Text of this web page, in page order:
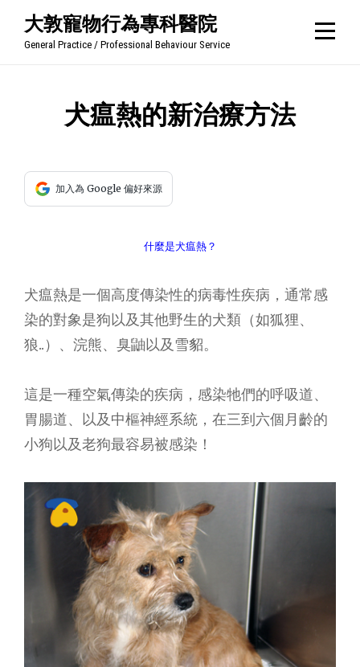
大敦寵物行為專科醫院
General Practice / Professional Behaviour Service
犬瘟熱的新治療方法
加入為 Google 偏好來源
什麼是犬瘟熱？
犬瘟熱是一個高度傳染性的病毒性疾病，通常感
染的對象是狗以及其他野生的犬類（如狐狸、
狼..）、浣熊、臭鼬以及雪貂。
這是一種空氣傳染的疾病，感染牠們的呼吸道、
胃腸道、以及中樞神經系統，在三到六個月齡的
小狗以及老狗最容易被感染！
導
覽